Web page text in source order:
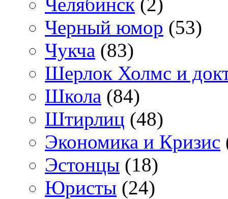
Черный юмор (53)
Чукча (83)
Шерлок Холмс и
Школа (84)
Штирлиц (48)
Экономика и Кризис
Эстонцы (18)
Юристы (24)